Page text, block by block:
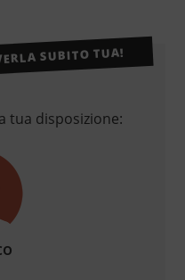
SUBITO TUA!
tua disposizione: